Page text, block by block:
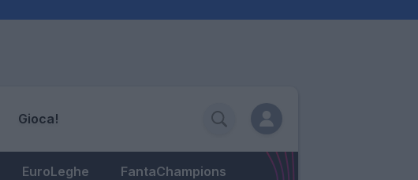
Gioca!
EuroLeghe FantaChampions